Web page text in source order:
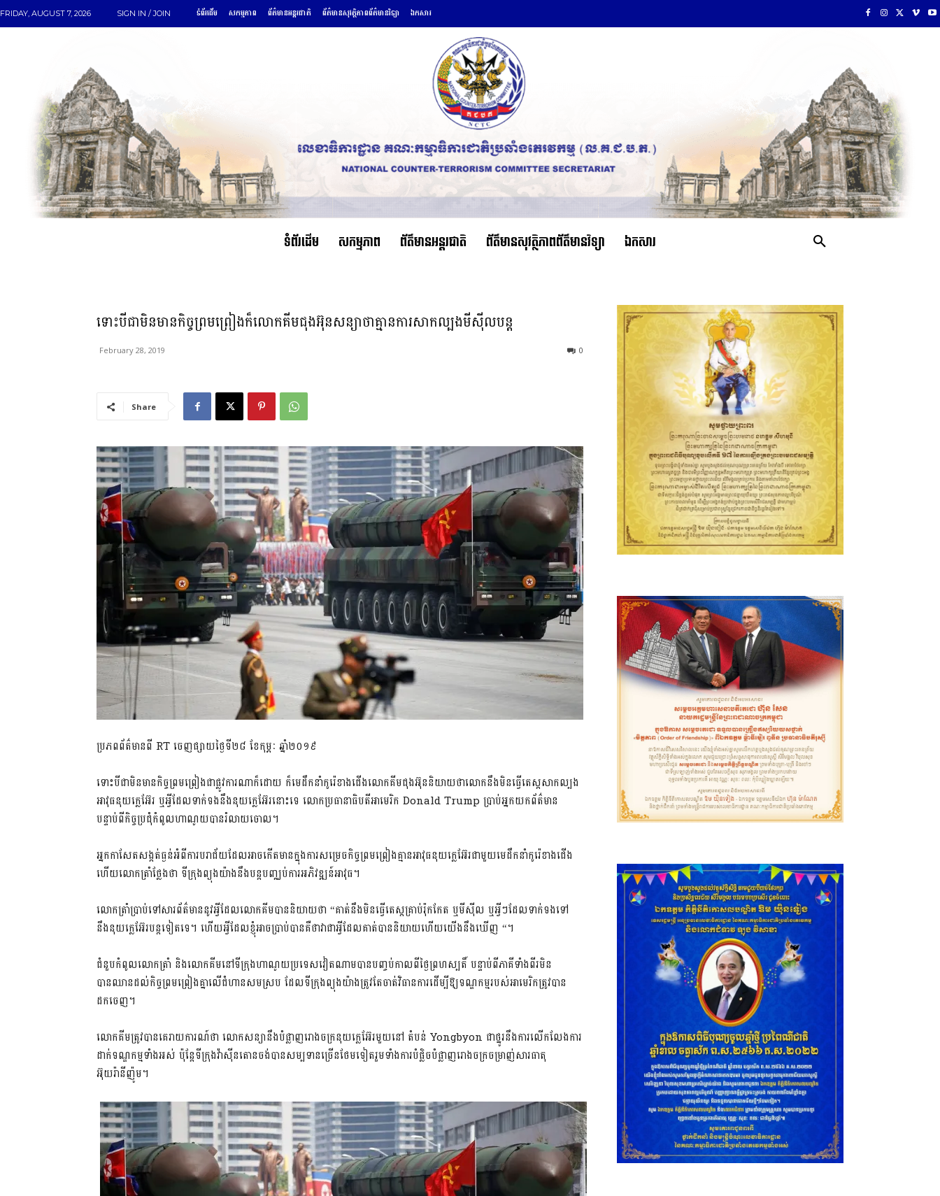
FRIDAY, AUGUST 7, 2026 SIGN IN / JOIN ទំព័រដើម សកម្មភាព ព័ត៌មានអន្តរជាតិ ព័ត៌មានសុវត្ថិភាពព័ត៌មានវិទ្យា ឯកសារ
ទំព័រដើម សកម្មភាព ព័ត៌មានអន្តរជាតិ ព័ត៌មានសុវត្ថិភាពព័ត៌មានវិទ្យា ឯកសារ
ទោះបីជាមិនមានកិច្ចព្រមព្រៀងក៏លោកគីមជុងអ៊ុនសន្យាថាគ្មានការសាកល្បងមីស៊ីលបន្ត
February 28, 2019 0
Share
ប្រភពព័ត៌មានពី RT ចេញផ្សាយថ្ងៃទី២៨ ខែកុម្ភៈ ឆ្នាំ២០១៩
ទោះបីជាមិនមានកិច្ចព្រមព្រៀងជាផ្លូវការណាក៏ដោយ ក៏មេដឹកនាំកូរ៉េខាងជើងលោកគីមជុងអ៊ុននិយាយថាលោកនឹងមិនធ្វើតេស្តសាកល្បង
អាវុធនុយក្លេអ៊ែរ ឬអ្វីដែលទាក់ទងនឹងនុយក្លេអ៊ែរនោះទេ លោកប្រធានាធិបតីអាមេរិក Donald Trump ប្រាប់អ្នកយកព័ត៌មាន
បន្ទាប់ពីកិច្ចប្រជុំកំពូលហាណូយបានរំលាយចោល។
អ្នកកាសែតសង្កត់ធ្ងន់អំពីការបរាជ័យដែលអាចកើតមានក្នុងការសម្រេចកិច្ចព្រមព្រៀងគ្មានអាវុធនុយក្លេអ៊ែរជាមួយមេដឹកនាំកូរ៉េខាងជើង
ហើយលោកត្រាំថ្លែងថា ទីក្រុងព្យុងយ៉ាងនឹងបន្តបញ្ឈប់ការអភិវឌ្ឍន៍អាវុធ។
លោកត្រាំប្រាប់ទៅសារព័ត៌មាននូវអ្វីដែលលោកគីមបាននិយាយថា “គាត់នឹងមិនធ្វើតេស្តគ្រាប់រ៉ុកកែត ឬមីស៊ីល ឬអ្វីៗដែលទាក់ទងទៅ
នឹងនុយក្លេអ៊ែរបន្តទៀតទេ។ ហើយអ្វីដែលខ្ញុំអាចប្រាប់បានគឺថាវាជាអ្វីដែលគាត់បាននិយាយហើយយើងនឹងឃើញ “។
ជំនួបកំពូលលោកត្រាំ និងលោកគីមនៅទីក្រុងហាណូយប្រទេសវៀតណាមបានបញ្ចប់កាលពីថ្ងៃព្រហស្បតិ៍ បន្ទាប់ពីភាគីទាំងពីរមិន
បានឈានដល់កិច្ចព្រមព្រៀងគ្នាលើជំហានសមស្រប ដែលទីក្រុងព្យុងយ៉ាងត្រូវតែចាត់វិធានការដើម្បីឱ្យទណ្ឌកម្មរបស់អាមេរិកត្រូវបាន
ដកចេញ។
លោកគីមត្រូវបានគេរាយការណ៍ថា លោកសន្យានឹងបំផ្លាញរោងចក្រនុយក្លេអ៊ែរមួយនៅ តំបន់ Yongbyon ជាថ្នូរនឹងការលើកលែងការ
ដាក់ទណ្ឌកម្មទាំងអស់ ប៉ុន្តែទីក្រុងវ៉ាស៊ីនតោនចង់បានសម្បទានច្រើនថែមទៀតរួមទាំងការបំផ្លិចបំផ្លាញរោងចក្រចម្រាញ់សារធាតុ
អ៊ុយរ៉ានីញ៉ូម។